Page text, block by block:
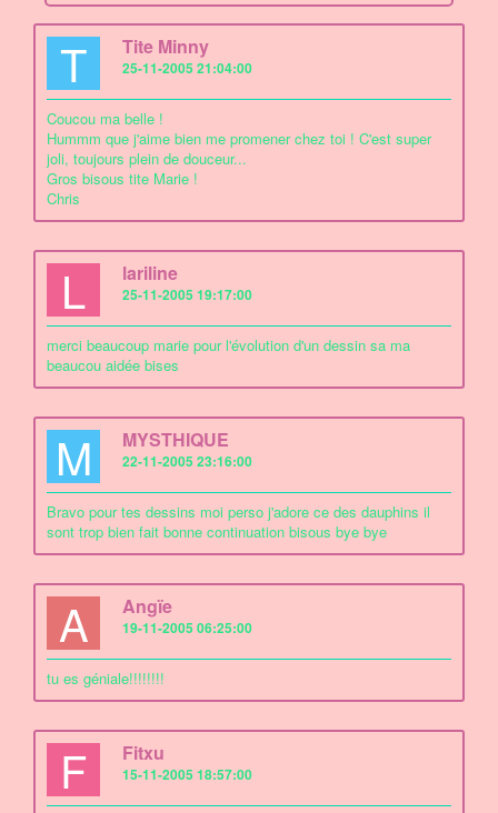
T Tite Minny
25-11-2005 21:04:00
Coucou ma belle !
Hummm que j'aime bien me promener chez toi ! C'est super
joli, toujours plein de douceur...
Gros bisous tite Marie !
Chris
L lariline
25-11-2005 19:17:00
merci beaucoup marie pour l'évolution d'un dessin sa ma
beaucou aidée bises
M MYSTHIQUE
22-11-2005 23:16:00
Bravo pour tes dessins moi perso j'adore ce des dauphins il
sont trop bien fait bonne continuation bisous bye bye
A Angïe
19-11-2005 06:25:00
tu es géniale!!!!!!!!
F Fitxu
15-11-2005 18:57:00